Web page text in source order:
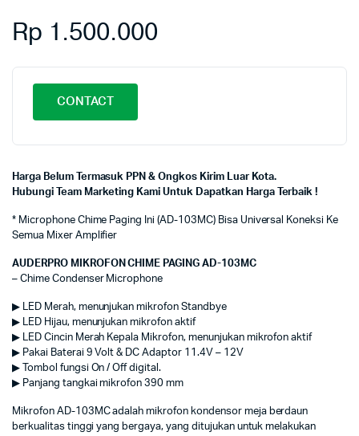
Rp 1.500.000
CONTACT
Harga Belum Termasuk PPN & Ongkos Kirim Luar Kota.
Hubungi Team Marketing Kami Untuk Dapatkan Harga Terbaik !
* Microphone Chime Paging Ini (AD-103MC) Bisa Universal Koneksi Ke
Semua Mixer Amplifier
AUDERPRO MIKROFON CHIME PAGING AD-103MC
– Chime Condenser Microphone
▶ LED Merah, menunjukan mikrofon Standbye
▶ LED Hijau, menunjukan mikrofon aktif
▶ LED Cincin Merah Kepala Mikrofon, menunjukan mikrofon aktif
▶ Pakai Baterai 9 Volt & DC Adaptor 11.4V – 12V
▶ Tombol fungsi On / Off digital.
▶ Panjang tangkai mikrofon 390 mm
Mikrofon AD-103MC adalah mikrofon kondensor meja berdaun
berkualitas tinggi yang bergaya, yang ditujukan untuk melakukan